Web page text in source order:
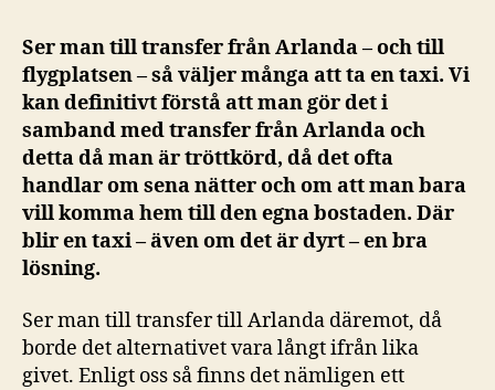
Ser man till transfer från Arlanda – och till
flygplatsen – så väljer många att ta en taxi. Vi
kan definitivt förstå att man gör det i
samband med transfer från Arlanda och
detta då man är tröttkörd, då det ofta
handlar om sena nätter och om att man bara
vill komma hem till den egna bostaden. Där
blir en taxi – även om det är dyrt – en bra
lösning.
Ser man till transfer till Arlanda däremot, då
borde det alternativet vara långt ifrån lika
givet. Enligt oss så finns det nämligen ett